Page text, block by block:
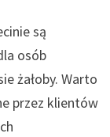
są
osób
żałoby. Warto
przez klientów